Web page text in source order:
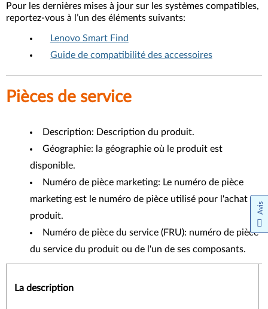
Pour les dernières mises à jour sur les systèmes compatibles,
reportez-vous à l’un des éléments suivants:
Lenovo Smart Find
Guide de compatibilité des accessoires
Pièces de service
Description: Description du produit.
Géographie: la géographie où le produit est
disponible.
Numéro de pièce marketing: Le numéro de pièce
marketing est le numéro de pièce utilisé pour l'achat du
produit.
Numéro de pièce du service (FRU): numéro de pièce
du service du produit ou de l'un de ses composants.
La description
Avis